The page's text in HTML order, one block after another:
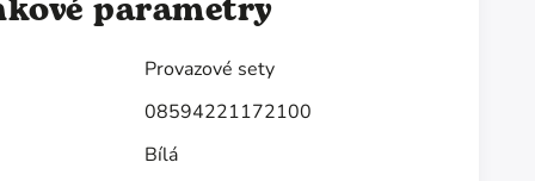
parametry
Provazové sety
08594221172100
Bílá